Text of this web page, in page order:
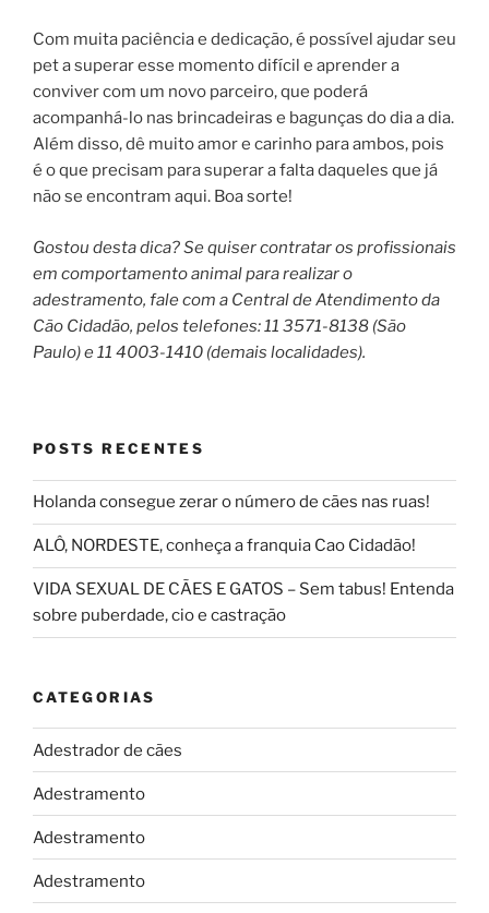
Com muita paciência e dedicação, é possível ajudar seu
pet a superar esse momento difícil e aprender a
conviver com um novo parceiro, que poderá
acompanhá-lo nas brincadeiras e bagunças do dia a dia.
Além disso, dê muito amor e carinho para ambos, pois
é o que precisam para superar a falta daqueles que já
não se encontram aqui. Boa sorte!
Gostou desta dica? Se quiser contratar os profissionais
em comportamento animal para realizar o
adestramento, fale com a Central de Atendimento da
Cão Cidadão, pelos telefones: 11 3571-8138 (São
Paulo) e 11 4003-1410 (demais localidades).
POSTS RECENTES
Holanda consegue zerar o número de cães nas ruas!
ALÔ, NORDESTE, conheça a franquia Cao Cidadão!
VIDA SEXUAL DE CÃES E GATOS – Sem tabus! Entenda
sobre puberdade, cio e castração
CATEGORIAS
Adestrador de cães
Adestramento
Adestramento
Adestramento